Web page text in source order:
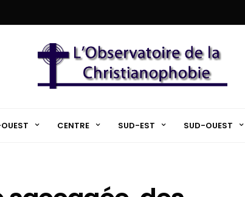
CENTRE SUD-EST SUD-OUEST